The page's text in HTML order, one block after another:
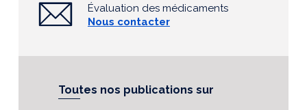
Évaluation des médicaments
Nous contacter
Toutes nos publications sur